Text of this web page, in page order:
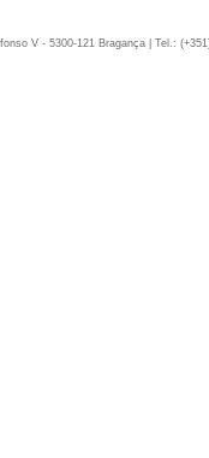
V - 5300-121 Bragança | Tel.: